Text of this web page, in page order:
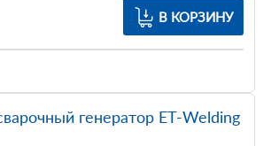
В КОРЗИНУ
генератор ET-Welding